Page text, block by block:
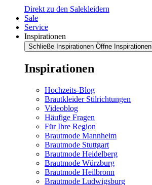
Direkt zu den Salekleidern
Sale
Service
Inspirationen
Schließe Inspirationen Öffne Inspirationen
Inspirationen
Hochzeits-Blog
Brautkleider Stilrichtungen
Videoblog
Häufige Fragen
Für Ihre Region
Brautmode Mannheim
Brautmode Stuttgart
Brautmode Heidelberg
Brautmode Würzburg
Brautmode Heilbronn
Brautmode Ludwigsburg